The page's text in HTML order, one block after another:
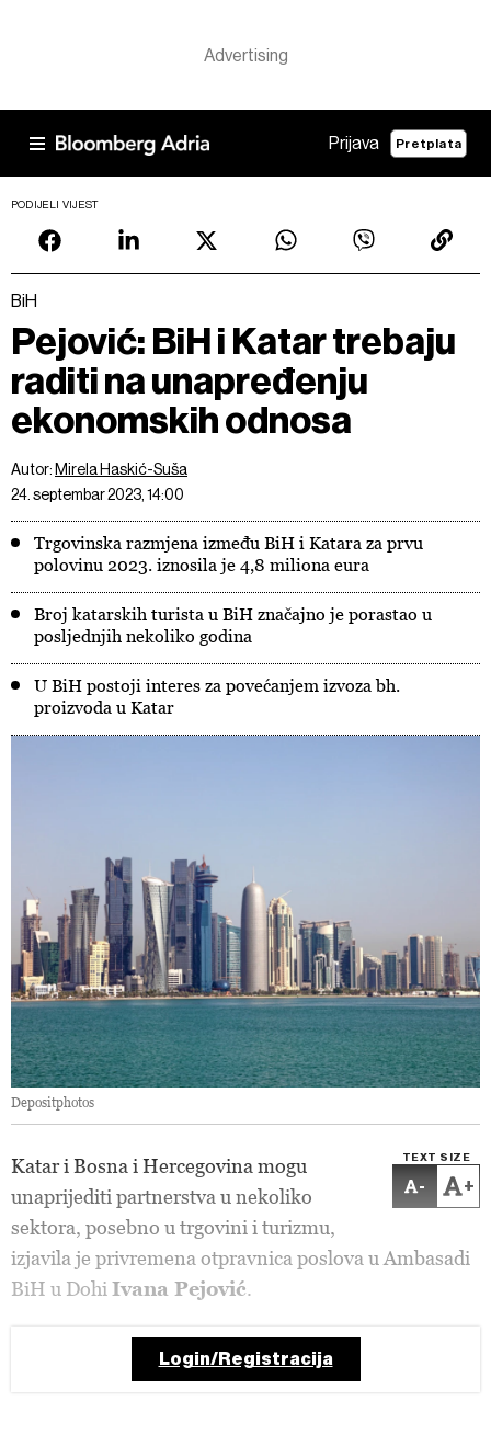
Prijava Pretplata
PODIJELI VIJEST
BiH
Pejović: BiH i Katar trebaju
raditi na unapređenju
ekonomskih odnosa
Autor: Mirela Haskić-Suša
24. septembar 2023, 14:00
Trgovinska razmjena između BiH i Katara za prvu
polovinu 2023. iznosila je 4,8 miliona eura
Broj katarskih turista u BiH značajno je porastao u
posljednjih nekoliko godina
U BiH postoji interes za povećanjem izvoza bh.
proizvoda u Katar
Depositphotos
TEXT SIZE
- +
Katar i Bosna i Hercegovina mogu
unaprijediti partnerstva u nekoliko
sektora, posebno u trgovini i turizmu,
izjavila je privremena otpravnica poslova u Ambasadi
BiH u Dohi Ivana Pejović.
Login/Registracija